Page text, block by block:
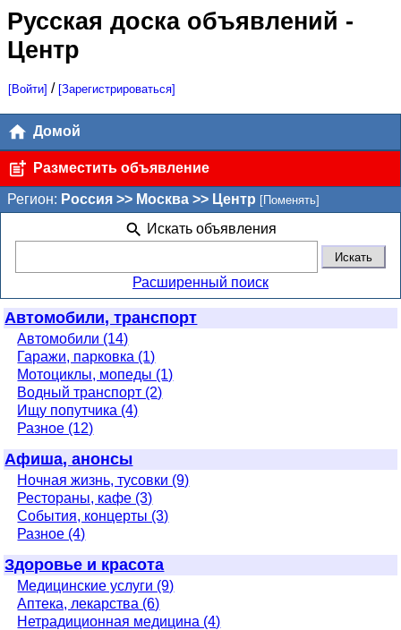
Русская доска объявлений -
Центр
[Войти] / [Зарегистрироваться]
Домой
Разместить объявление
Регион: Россия >> Москва >> Центр [Поменять]
Искать объявления
Расширенный поиск
Автомобили, транспорт
Автомобили (14)
Гаражи, парковка (1)
Мотоциклы, мопеды (1)
Водный транспорт (2)
Ищу попутчика (4)
Разное (12)
Афиша, анонсы
Ночная жизнь, тусовки (9)
Рестораны, кафе (3)
События, концерты (3)
Разное (4)
Здоровье и красота
Медицинские услуги (9)
Аптека, лекарства (6)
Нетрадиционная медицина (4)